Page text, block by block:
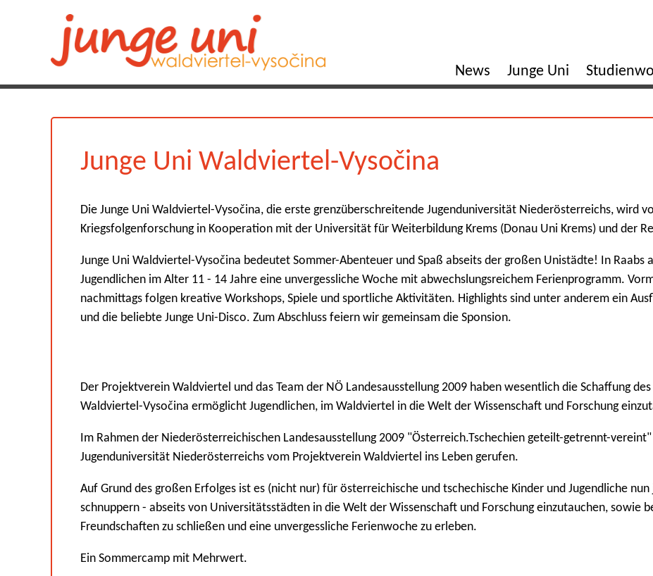
News Junge Uni
Junge Uni Waldviertel-Vysočina
Die Junge Uni Waldviertel-Vysočina, die erste grenzüberschreitende Jugenduniversität Niederösterreichs, wird
Kriegsfolgenforschung in Kooperation mit der Universität für Weiterbildung Krems (Donau Uni Krems) und der
Junge Uni Waldviertel-Vysočina bedeutet Sommer-Abenteuer und Spaß abseits der großen Unistädte! In Raabs
Jugendlichen im Alter 11 - 14 Jahre eine unvergessliche Woche mit abwechslungsreichem Ferienprogramm.
nachmittags folgen kreative Workshops, Spiele und sportliche Aktivitäten. Highlights sind unter anderem ein
und die beliebte Junge Uni-Disco. Zum Abschluss feiern wir gemeinsam die Sponsion.
Der Projektverein Waldviertel und das Team der NÖ Landesausstellung 2009 haben wesentlich die Schaffung
Waldviertel-Vysočina ermöglicht Jugendlichen, im Waldviertel in die Welt der Wissenschaft und Forschung
Im Rahmen der Niederösterreichischen Landesausstellung 2009 "Österreich.Tschechien geteilt-getrennt-
Jugenduniversität Niederösterreichs vom Projektverein Waldviertel ins Leben gerufen.
Auf Grund des großen Erfolges ist es (nicht nur) für österreichische und tschechische Kinder und Jugendliche
schnuppern - abseits von Universitätsstädten in die Welt der Wissenschaft und Forschung einzutauchen, sowie
Freundschaften zu schließen und eine unvergessliche Ferienwoche zu erleben.
Ein Sommercamp mit Mehrwert.